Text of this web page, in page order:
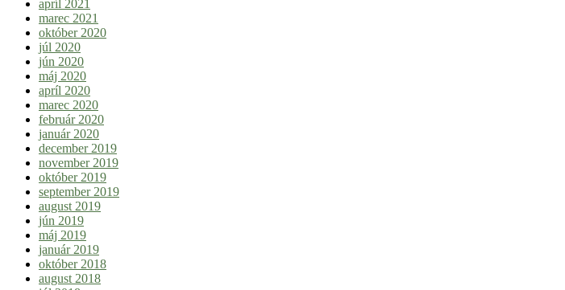
apríl 2021
marec 2021
október 2020
júl 2020
jún 2020
máj 2020
apríl 2020
marec 2020
február 2020
január 2020
december 2019
november 2019
október 2019
september 2019
august 2019
jún 2019
máj 2019
január 2019
október 2018
august 2018